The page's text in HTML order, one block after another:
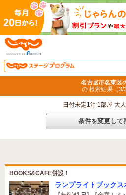
名古屋市名東区
の 検索結果（3/3
日付未定1泊 1部屋 大
条件を変更して
BOOKS&CAFE併設！
ランプライトブックス